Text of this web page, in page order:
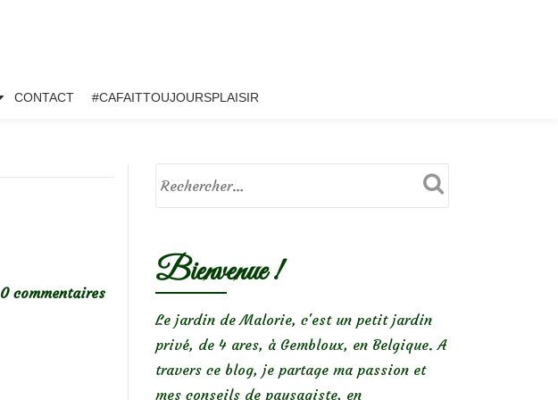
CONTACT #CAFAITTOUJOURSPLAISIR
0 commentaires
Bienvenue !
Le jardin de Malorie, c'est un petit jardin
privé, de 4 ares, à Gembloux, en Belgique. A
travers ce blog, je partage ma passion et
mes conseils de paysagiste, en